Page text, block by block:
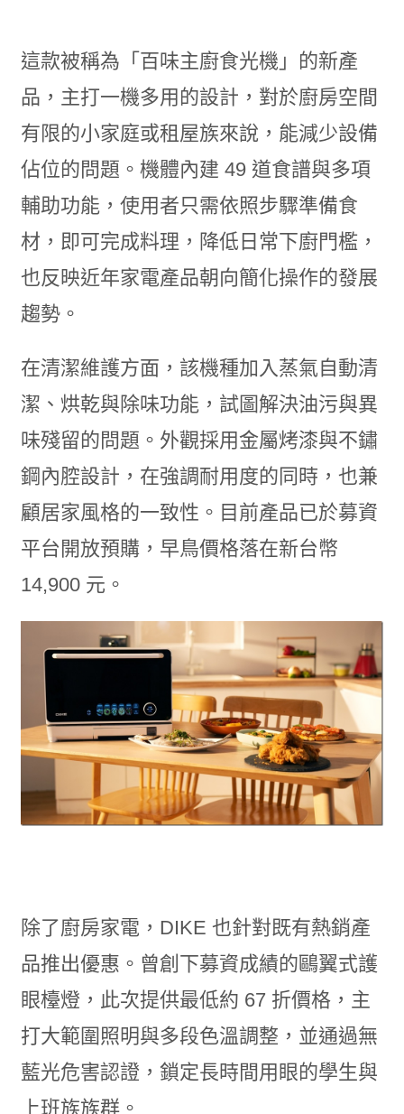
這款被稱為「百味主廚食光機」的新產
品，主打一機多用的設計，對於廚房空間
有限的小家庭或租屋族來說，能減少設備
佔位的問題。機體內建 49 道食譜與多項
輔助功能，使用者只需依照步驟準備食
材，即可完成料理，降低日常下廚門檻，
也反映近年家電產品朝向簡化操作的發展
趨勢。
在清潔維護方面，該機種加入蒸氣自動清
潔、烘乾與除味功能，試圖解決油污與異
味殘留的問題。外觀採用金屬烤漆與不鏽
鋼內腔設計，在強調耐用度的同時，也兼
顧居家風格的一致性。目前產品已於募資
平台開放預購，早鳥價格落在新台幣
14,900 元。
除了廚房家電，DIKE 也針對既有熱銷產
品推出優惠。曾創下募資成績的鷗翼式護
眼檯燈，此次提供最低約 67 折價格，主
打大範圍照明與多段色溫調整，並通過無
藍光危害認證，鎖定長時間用眼的學生與
上班族族群。